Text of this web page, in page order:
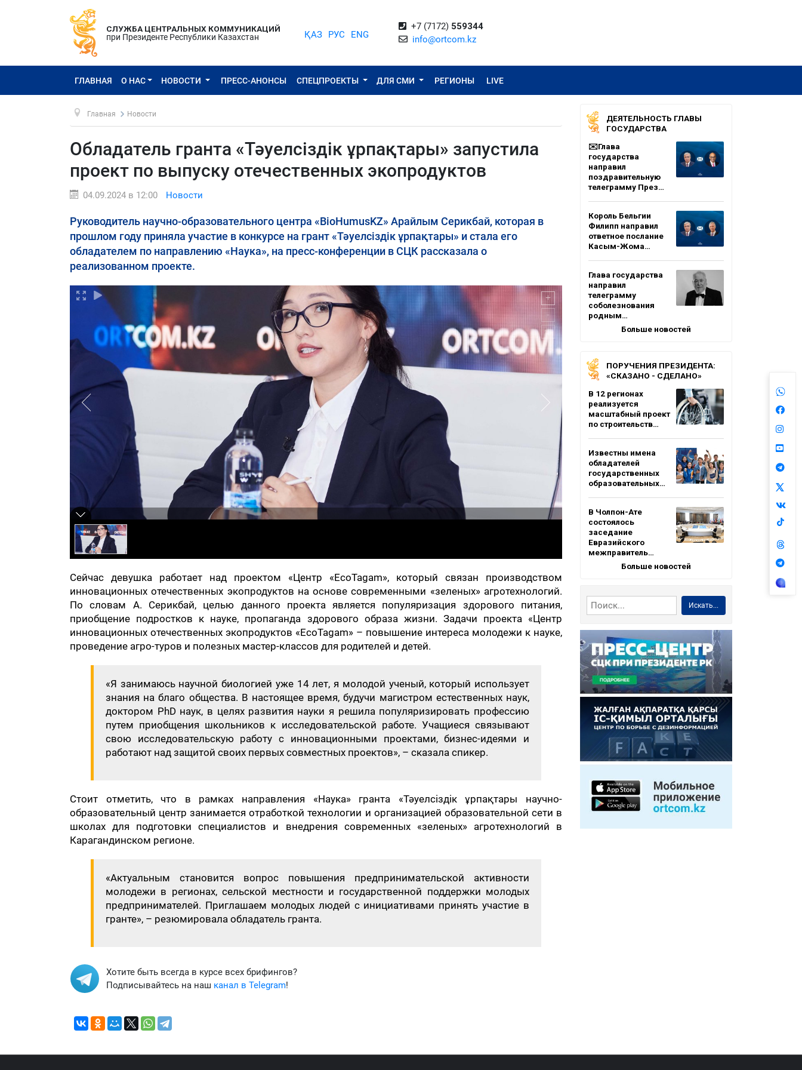
СЛУЖБА ЦЕНТРАЛЬНЫХ КОММУНИКАЦИЙ
при Президенте Республики Казахстан
ҚАЗ РУС ENG
+7 (7172) 559344
info@ortcom.kz
ГЛАВНАЯ О НАС НОВОСТИ ПРЕСС-АНОНСЫ СПЕЦПРОЕКТЫ ДЛЯ СМИ РЕГИОНЫ LIVE
Главная Новости
Обладатель гранта «Тәуелсіздік ұрпақтары» запустила
проект по выпуску отечественных экопродуктов
04.09.2024 в 12:00 Новости
Руководитель научно-образовательного центра «BioHumusKZ» Арайлым Серикбай, которая в
прошлом году приняла участие в конкурсе на грант «Тәуелсіздік ұрпақтары» и стала его
обладателем по направлению «Наука», на пресс-конференции в СЦК рассказала о
реализованном проекте.
Сейчас девушка работает над проектом «Центр «EcoTagam», который связан производством
инновационных отечественных экопродуктов на основе современными «зеленых» агротехнологий.
По словам А. Серикбай, целью данного проекта является популяризация здорового питания,
приобщение подростков к науке, пропаганда здорового образа жизни. Задачи проекта «Центр
инновационных отечественных экопродуктов «EcoTagam» – повышение интереса молодежи к науке,
проведение агро-туров и полезных мастер-классов для родителей и детей.
«Я занимаюсь научной биологией уже 14 лет, я молодой ученый, который использует
знания на благо общества. В настоящее время, будучи магистром естественных наук,
доктором PhD наук, в целях развития науки я решила популяризировать профессию
путем приобщения школьников к исследовательской работе. Учащиеся связывают
свою исследовательскую работу с инновационными проектами, бизнес-идеями и
работают над защитой своих первых совместных проектов», – сказала спикер.
Стоит отметить, что в рамках направления «Наука» гранта «Тәуелсіздік ұрпақтары научно-
образовательный центр занимается отработкой технологии и организацией образовательной сети в
школах для подготовки специалистов и внедрения современных «зеленых» агротехнологий в
Карагандинском регионе.
«Актуальным становится вопрос повышения предпринимательской активности
молодежи в регионах, сельской местности и государственной поддержки молодых
предпринимателей. Приглашаем молодых людей с инициативами принять участие в
гранте», – резюмировала обладатель гранта.
Хотите быть всегда в курсе всех брифингов?
Подписывайтесь на наш канал в Telegram!
ДЕЯТЕЛЬНОСТЬ ГЛАВЫ
ГОСУДАРСТВА
✉️Глава
государства
направил
поздравительную
телеграмму През…
Король Бельгии
Филипп направил
ответное послание
Касым-Жома…
Глава государства
направил
телеграмму
соболезнования
родным…
Больше новостей
ПОРУЧЕНИЯ ПРЕЗИДЕНТА:
«СКАЗАНО - СДЕЛАНО»
В 12 регионах
реализуется
масштабный проект
по строительств…
Известны имена
обладателей
государственных
образовательных…
В Чолпон-Ате
состоялось
заседание
Евразийского
межправитель…
Больше новостей
Искать...